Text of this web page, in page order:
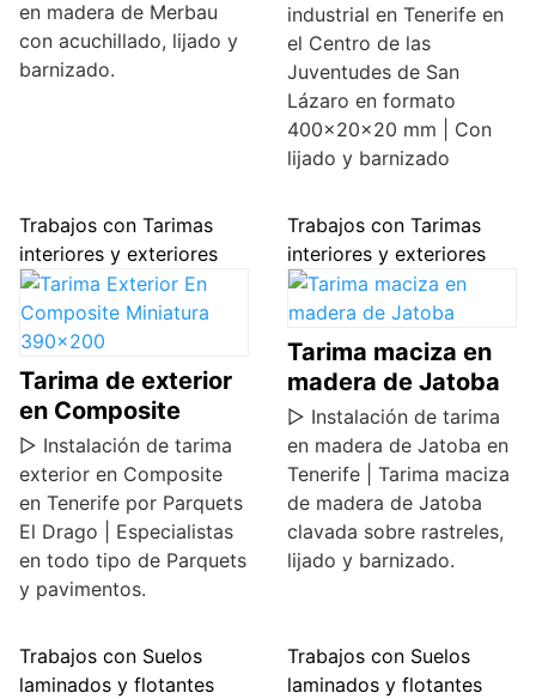
en madera de Merbau
con acuchillado, lijado y
barnizado.
industrial en Tenerife en
el Centro de las
Juventudes de San
Lázaro en formato
400x20x20 mm | Con
lijado y barnizado
Trabajos con Tarimas
interiores y exteriores
Tarima de exterior
en Composite
▷ Instalación de tarima
exterior en Composite
en Tenerife por Parquets
El Drago | Especialistas
en todo tipo de Parquets
y pavimentos.
Trabajos con Tarimas
interiores y exteriores
Tarima maciza en
madera de Jatoba
▷ Instalación de tarima
en madera de Jatoba en
Tenerife | Tarima maciza
de madera de Jatoba
clavada sobre rastreles,
lijado y barnizado.
Trabajos con Suelos
laminados y flotantes
Trabajos con Suelos
laminados y flotantes